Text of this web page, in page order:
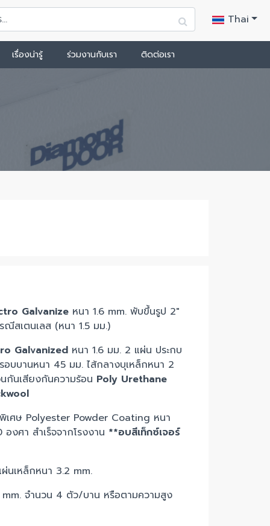
Thai
เรื่องน่ารู้ ร่วมงานกับเรา ติดต่อเรา
Galvanizeหนา 1.6 mm. พับขึ้นรูป 2"
สเตนเลส (หนา 1.5 มม.)
Galvanizedหนา 1.6 มม. 2 แผ่น ประกบ
บบานหนา 45 มม. ไส้กลางบุเหล็กหนา 2
กันเสียงกันความร้อน Poly Urethane
เศษ Polyester Powder Coating หนา
งศา สำเร็จจากโรงงาน **อบสีเท็กซ์เจอร์
นเหล็กหนา 3.2 mm.
จำนวน 4 ตัว/บาน หรือตามความสูง